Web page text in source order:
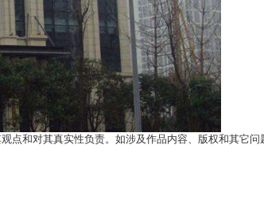
点和对其真实性负责。如涉及作品内容、版权和其它问